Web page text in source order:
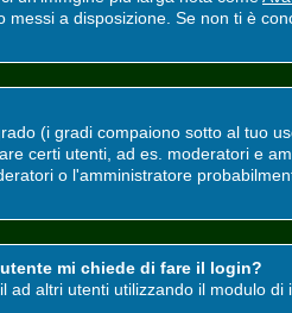
a disposizione. Se non ti è
(i gradi compaiono sotto al tuo
certi utenti, ad es. moderatori e
o l'amministratore
mi chiede di fare il login?
altri utenti utilizzando il modulo